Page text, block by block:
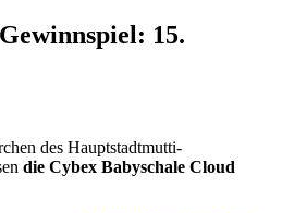
15.
des Hauptstadtmutti-
die Cybex Babyschale Cloud